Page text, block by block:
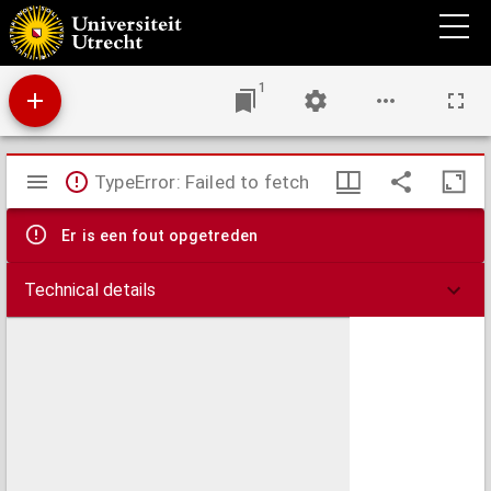
Der homöopathische Thierarzt : ein praktischer Rathgeber für alle Viehbesitzer, welche
die Krankheiten ihrer Pferde, Rinder, Schafe, Schweine, Ziegen, Hunde leicht, sicher,
schnell und wohlfeil selbst heilen wollen : nach langjährigen eigenen Erfahrungen und
unter Benutzung der besten Hülfsmittel bearbeitet
1
Mirador
viewer
TypeError: Failed to fetch
Er is een fout opgetreden
Technical details